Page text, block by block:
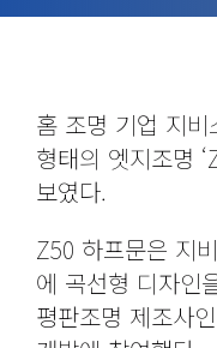
홈 조명 기업 지비
형태의 엣지조명
보였다.
Z50 하프문은 지
에 곡선형 디자인
평판조명 제조사